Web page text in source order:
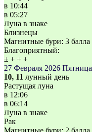
в 10:44
в 05:27
Луна в знаке
Близнецы
Магнитные бури: 3 балла
Благоприятный:
± + + +
27 Февраля 2026 Пятница
10, 11 лунный день
Растущая луна
в 12:06
в 06:14
Луна в знаке
Рак